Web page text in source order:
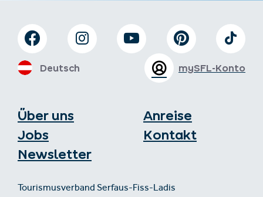
Über uns
Jobs
Newsletter
Anreise
Kontakt
Tourismusverband Serfaus-Fiss-Ladis
mySFL-Konto
Deutsch